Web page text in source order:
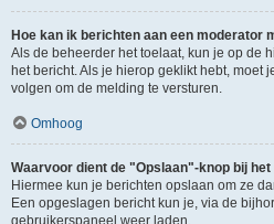
Hoe kan ik berichten aan een moderator
Als de beheerder het toelaat, kun je op de
het bericht. Als je hierop geklikt hebt, moet
volgen om de melding te versturen.
Omhoog
Waarvoor dient de "Opslaan"-knop bij
Hiermee kun je berichten opslaan om ze
Een opgeslagen bericht kun je, via de
gebruikerspaneel weer laden.